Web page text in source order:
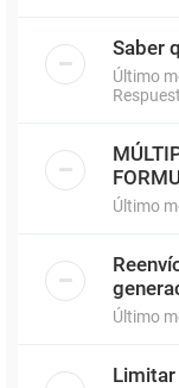
Saber
Último
Último
Último